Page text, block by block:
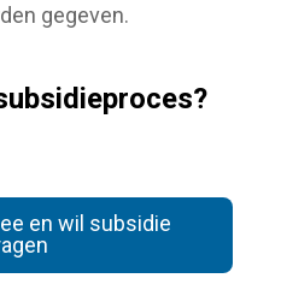
gegeven.
en wil subsidie